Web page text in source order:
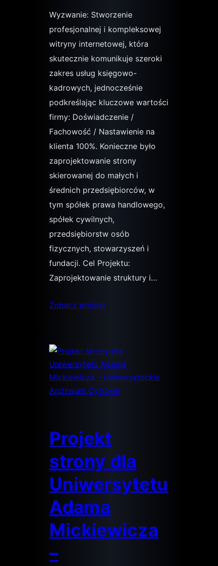
Wyzwanie: Stworzenie
profesjonalnej i kompleksowej
witryny internetowej, która
skutecznie komunikuje szeroki
zakres usług księgowo-
kadrowych, jednocześnie
podkreślając kluczowe wartości
firmy: Doświadczenie /
Fachowość / Nastawienie na
klienta 100%. Konieczne było
zaprojektowanie strony
skierowanej do małych i
średnich przedsiębiorców, w
tym spółek prawa handlowego,
spółek cywilnych,
przedsiębiorstw osób
fizycznych, stowarzyszeń i
fundacji. Cel Projektu:
Zaprojektowanie struktury i…
Zobacz projekt
Projekt
strony dla
Uniwersytetu
Adama
Mickiewicza
–